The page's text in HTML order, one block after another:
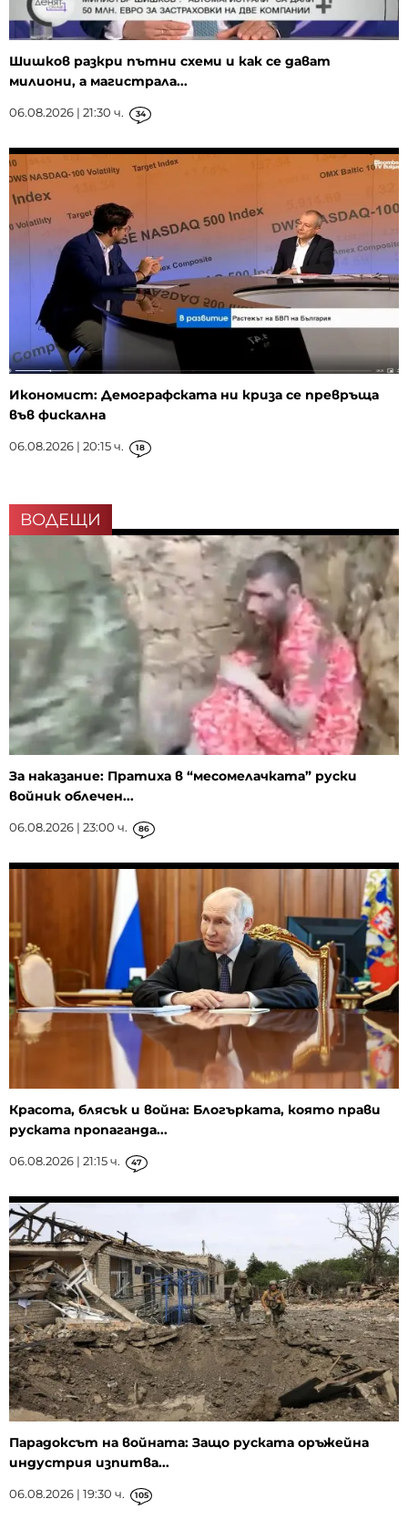
Шишков разкри пътни схеми и как се дават
милиони, а магистрала...
06.08.2026 | 21:30 ч. 34
Икономист: Демографската ни криза се превръща
във фискална
06.08.2026 | 20:15 ч. 18
ВОДЕЩИ
За наказание: Пратиха в “месомелачката” руски
войник облечен...
06.08.2026 | 23:00 ч. 86
Красота, блясък и война: Блогърката, която прави
руската пропаганда...
06.08.2026 | 21:15 ч. 47
Парадоксът на войната: Защо руската оръжейна
индустрия изпитва...
06.08.2026 | 19:30 ч. 105